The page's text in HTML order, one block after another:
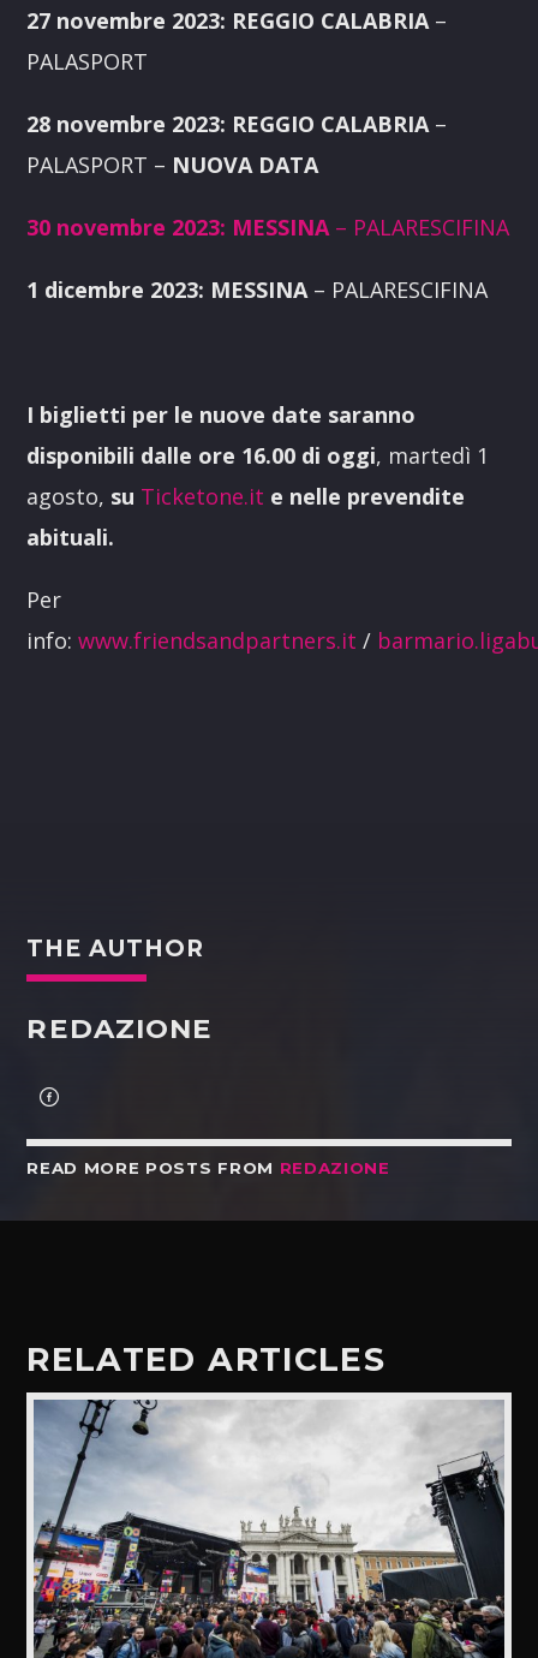
27 novembre 2023: REGGIO CALABRIA –
PALASPORT
28 novembre 2023: REGGIO CALABRIA –
PALASPORT – NUOVA DATA
30 novembre 2023: MESSINA – PALARESCIFINA
1 dicembre 2023: MESSINA – PALARESCIFINA
I biglietti per le nuove date saranno
disponibili dalle ore 16.00 di oggi, martedì 1
agosto, su Ticketone.it e nelle prevendite
abituali.
Per
info:www.friendsandpartners.it /
THE AUTHOR
REDAZIONE
READ MORE POSTS FROM REDAZIONE
RELATED ARTICLES